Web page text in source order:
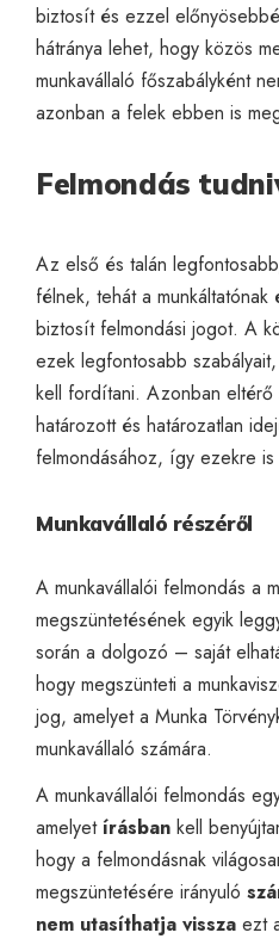
biztosít és ezzel
hátránya lehet, hogy közös
munkavállaló főszabályként
azonban a felek ebben is
Felmondás
Az első és talán
félnek, tehát a munkáltatónak
biztosít felmondási jogot. A
ezek legfontosabb
kell fordítani. Azonban eltérő
határozott és határozatlan
felmondásához, így ezekre is
Munkavállaló részéről
A munkavállalói felmondás a
megszüntetésének egyik
során a dolgozó – saját
hogy megszünteti a
jog, amelyet a Munka
munkavállaló számára.
A munkavállalói felmondás
amelyet írásban kell
hogy a felmondásnak
megszüntetésére irányuló
nem utasíthatja vissza ezt